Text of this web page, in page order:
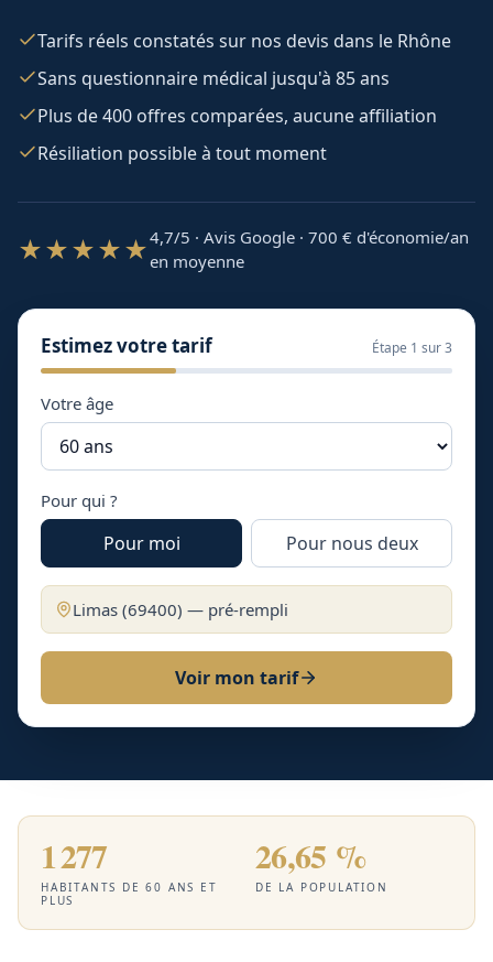
Tarifs réels constatés sur nos devis dans le Rhône
Sans questionnaire médical jusqu'à 85 ans
Plus de 400 offres comparées, aucune affiliation
Résiliation possible à tout moment
★★★★★4,7/5 · Avis Google · 700 € d'économie/an
en moyenne
Estimez votre tarif Étape 1 sur 3
Votre âge
Pour qui ?
Pour moi Pour nous deux
Limas (69400) — pré-rempli
Voir mon tarif
1 277
HABITANTS DE 60 ANS ET
PLUS
26,65 %
DE LA POPULATION